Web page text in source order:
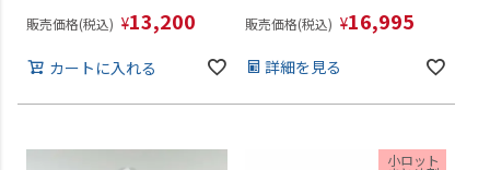
販売価格(税込) ¥13,200
カートに入れる
販売価格(税込) ¥16,995
詳細を見る